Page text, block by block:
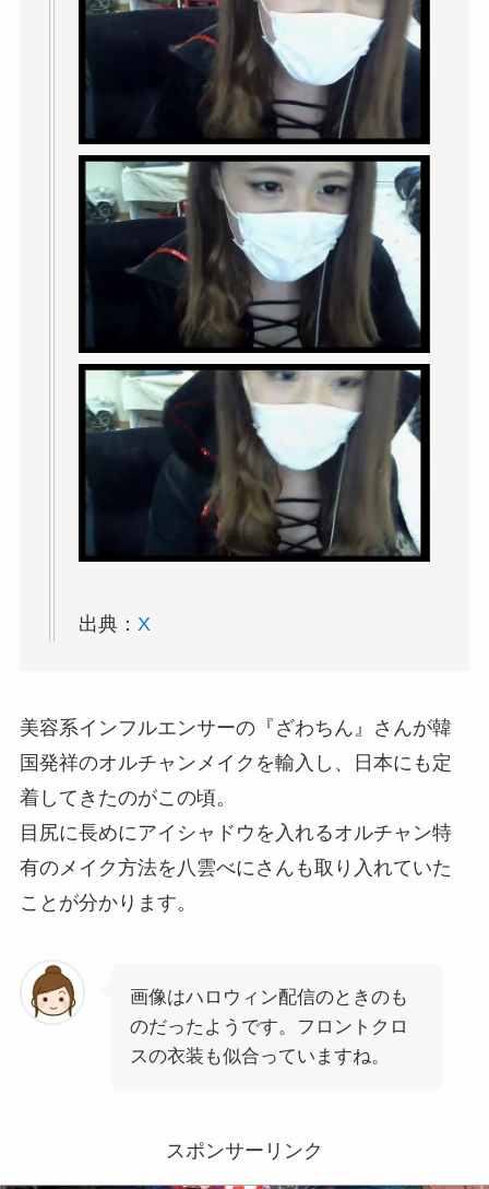
出典： X
美容系インフルエンサーの『ざわちん』さんが韓
国発祥のオルチャンメイクを輸入し、日本にも定
着してきたのがこの頃。
目尻に長めにアイシャドウを入れるオルチャン特
有のメイク方法を八雲べにさんも取り入れていた
ことが分かります。
画像はハロウィン配信のときのも
のだったようです。フロントクロ
スの衣装も似合っていますね。
スポンサーリンク